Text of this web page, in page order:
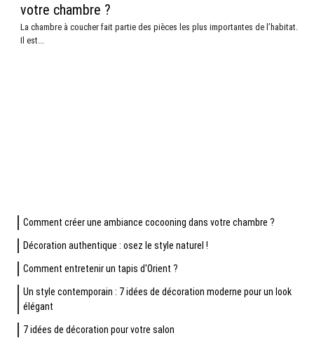
votre chambre ?
La chambre à coucher fait partie des pièces les plus importantes de l’habitat.
Il est...
Comment créer une ambiance cocooning dans votre chambre ?
Décoration authentique : osez le style naturel !
Un style contemporain : 7 idées de décoration moderne pour un look
élégant
Comment entretenir un tapis d'Orient ?
7 idées de décoration pour votre salon